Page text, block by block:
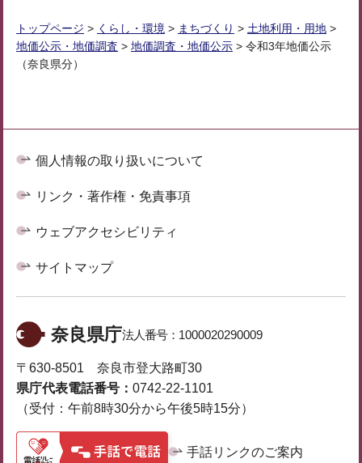
トップページ > くらし・環境 > まちづくり > 土地利用・用地 >
地価公示・地価調査 > 地価調査・地価公示 > 令和3年地価公示
（奈良県分）
個人情報の取り扱いについて
リンク・著作権・免責事項
ウェブアクセシビリティ
サイトマップ
奈良県庁法人番号： 1000020290009
〒630-8501 奈良市登大路町30
県庁代表電話番号： 0742-22-1101
（受付：午前8時30分から午後5時15分）
手話リンクのご案内